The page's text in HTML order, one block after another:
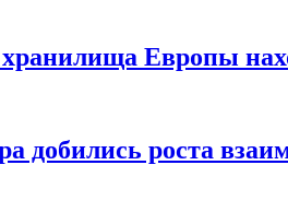
Европы
добились роста